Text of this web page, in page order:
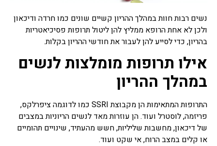
מרבית מתרופות הסבתא
מיוחסות למזון, חומרים
למריחה וסוגי טיפולים שונים,
ישנן תרופות סבתא שעובדות
תרופות סבתא שעובדות פחות
צמחי מרפא
צמחי מרפא זה שם כולל לכל
הצמחים או חלק מצמח העלים,
נשים רבות חוות במהלך ההריון קשיים שונים כמו חרדה ודיכאון
ולכן לא אחת הרופא ממליץ להן ליטול תרופות פסיכיאטריות
בהריון, כדי לסייע להן לעבור את חודשי ההריון בקלות.
אילו תרופות מומלצות לנשים
במהלך ההריון
התרופות המתאימות הן מקבוצת SSRI כמו לדוגמה ציפרלקס,
פריזמה, לוסטרל ועוד. הן עוזרות מאד לנשים הריוניות במצבים
של דיכאון, מחשבות שליליות, חשש מהעתיד, שינויים תהומיים
או קלים במצב הרוח, אי שקט ועוד.